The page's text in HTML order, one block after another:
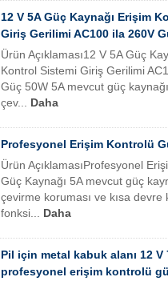
12 V 5A Güç Kaynağı Erişim
Giriş Gerilimi AC100 ila 260V
Ürün Açıklaması12 V 5A Güç
Kontrol Sistemi Giriş Gerilimi
Güç 50W 5A mevcut güç
çev... Daha
Profesyonel Erişim Kontrolü
Ürün AçıklamasıProfesyonel
Güç Kaynağı 5A mevcut güç
çevirme koruması ve kısa devre
fonksi... Daha
Pil için metal kabuk alanı 12 V
profesyonel erişim kontrolü